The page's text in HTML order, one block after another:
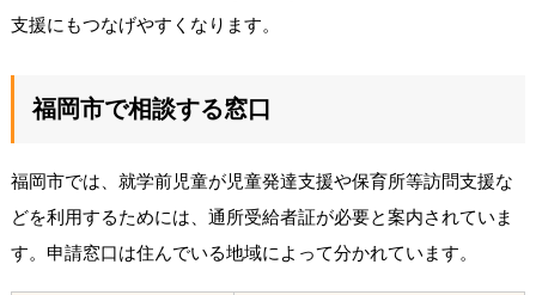
支援にもつなげやすくなります。
福岡市で相談する窓口
福岡市では、就学前児童が児童発達支援や保育所等訪問支援な
どを利用するためには、通所受給者証が必要と案内されていま
す。申請窓口は住んでいる地域によって分かれています。